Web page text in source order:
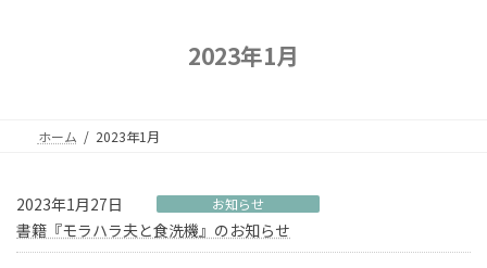
2023年1月
ホーム 2023年1月
2023年1月27日 お知らせ
書籍『モラハラ夫と食洗機』のお知らせ